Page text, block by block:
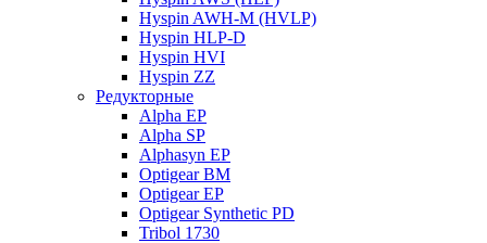
Hyspin AWH-M (HVLP)
Hyspin HLP-D
Hyspin HVI
Hyspin ZZ
Редукторные
Alpha EP
Alpha SP
Alphasyn EP
Optigear BM
Optigear EP
Optigear Synthetic PD
Tribol 1730